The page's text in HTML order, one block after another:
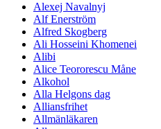
Alexej Navalnyj
Alf Enerström
Alfred Skogberg
Ali Hosseini Khomenei
Alibi
Alice Teororescu Måne
Alkohol
Alla Helgons dag
Alliansfrihet
Allmänläkaren